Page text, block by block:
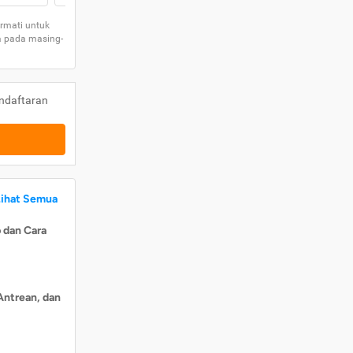
untuk
pada masing-
Semua
Cara
dan